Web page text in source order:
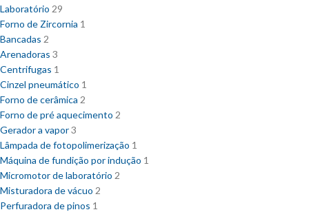
Laboratório 29
Forno de Zircornia 1
Bancadas 2
Arenadoras 3
Centrifugas 1
Cinzel pneumático 1
Forno de cerâmica 2
Forno de pré aquecimento 2
Gerador a vapor3
Lâmpada de fotopolimerização 1
Máquina de fundição por indução 1
Micromotor de laboratório 2
Misturadora de vácuo 2
Perfuradora de pinos 1